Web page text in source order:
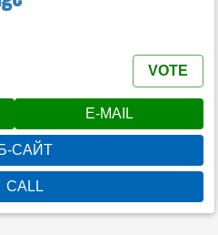
VOTE
E-MAIL
САЙТ
CALL